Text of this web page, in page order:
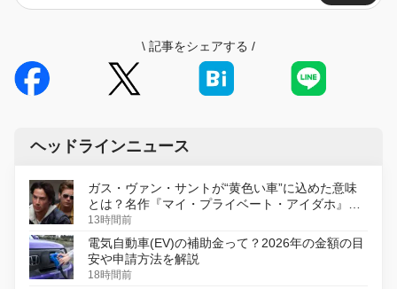
\ 記事をシェアする /
ヘッドラインニュース
ガス・ヴァン・サントが“黄色い車”に込めた意味
とは？名作『マイ・プライベート・アイダホ』が
初のデジタルリマスター版で復活
13時間前
電気自動車(EV)の補助金って？2026年の金額の目
安や申請方法を解説
18時間前